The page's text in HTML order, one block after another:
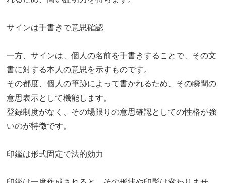
サインは手書きで意思確認
一方、サインは、個人の名前を手書きすることで、その文
書に対する本人の意思を示すものです。
その都度、個人の筆跡によって書かれるため、その瞬間の
意思表示として機能します。
登録制度がなく、その場限りの意思確認としての性格が強
いのが特徴です。
印鑑は形式固定で法的効力